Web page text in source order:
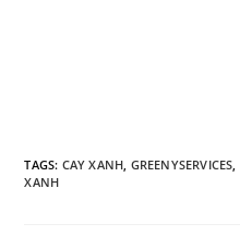
TAGS: CAY XANH, GREENYSERVICES,
XANH